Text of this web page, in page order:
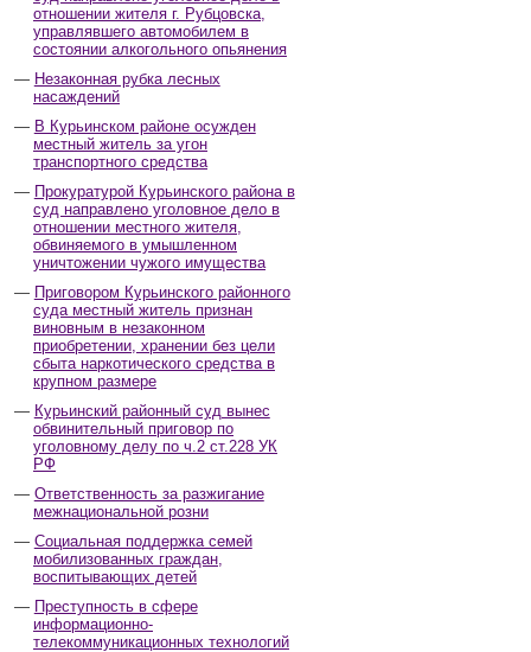
отношении жителя г. Рубцовска,
управлявшего автомобилем в
состоянии алкогольного опьянения
Незаконная рубка лесных
насаждений
В Курьинском районе осужден
местный житель за угон
транспортного средства
Прокуратурой Курьинского района в
суд направлено уголовное дело в
отношении местного жителя,
обвиняемого в умышленном
уничтожении чужого имущества
Приговором Курьинского районного
суда местный житель признан
виновным в незаконном
приобретении, хранении без цели
сбыта наркотического средства в
крупном размере
Курьинский районный суд вынес
обвинительный приговор по
уголовному делу по ч.2 ст.228 УК
РФ
Ответственность за разжигание
межнациональной розни
Социальная поддержка семей
мобилизованных граждан,
воспитывающих детей
Преступность в сфере
информационно-
телекоммуникационных технологий